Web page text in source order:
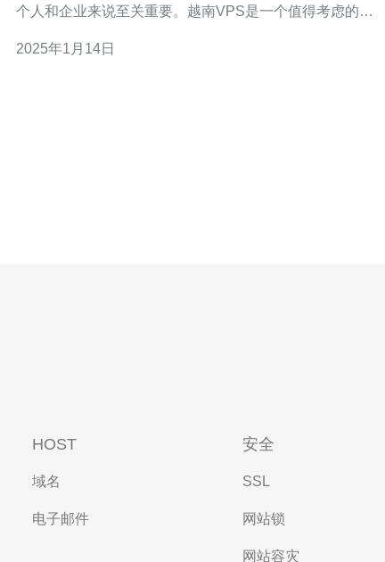
个人和企业来说至关重要。越南VPS是一个值得考虑的选
越南VPS提供了快速的网络连接，这对于网站的加载速度
2025年1月14日
HOST
域名
电子邮件
安全
SSL
网站锁
网站容灾